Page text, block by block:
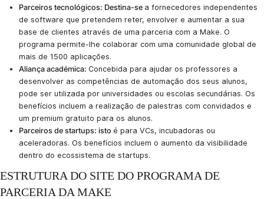
Parceiros tecnológicos: Destina-se a fornecedores independentes
de software que pretendem reter, envolver e aumentar a sua
base de clientes através de uma parceria com a Make. O
programa permite-lhe colaborar com uma comunidade global de
mais de 1500 aplicações.
Aliança académica: Concebida para ajudar os professores a
desenvolver as competências de automação dos seus alunos,
pode ser utilizada por universidades ou escolas secundárias. Os
benefícios incluem a realização de palestras com convidados e
um premium gratuito para os alunos.
Parceiros de startups: isto é para VCs, incubadoras ou
aceleradoras. Os benefícios incluem o aumento da visibilidade
dentro do ecossistema de startups.
ESTRUTURA DO SITE DO PROGRAMA DE
PARCERIA DA MAKE